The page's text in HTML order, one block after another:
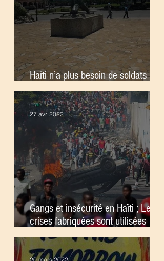
Haïti n’a plus besoin de soldats
étrangers
Gangs et insécurité en Haïti ; Les
crises fabriquées sont utilisées
pour justifier l’intervention
étrangère
27 avr. 2022
20 mars 2022